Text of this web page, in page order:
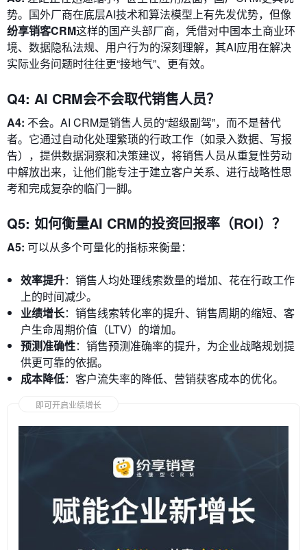
势。国外厂商在底层AI技术和算法模型上有先发优势，但像
纷享销客CRM这样的国产头部厂商，凭借对中国本土商业环
境、数据隐私法规、用户行为的深刻理解，其AI应用在解决
实际业务问题时往往更“接地气”、更有效。
Q4: AI CRM会不会取代销售人员？
A4: 不会。AI CRM是销售人员的“超级副驾”，而不是替代
者。它通过自动化处理繁琐的行政工作（如录入数据、写报
告），提供数据洞察和决策建议，将销售人员从重复性劳动
中解放出来，让他们能专注于建立客户关系、进行战略性思
考和完成复杂的临门一脚。
Q5: 如何衡量AI CRM的投资回报率（ROI）？
A5: 可以从多个可量化的指标来衡量：
效率提升：销售人均处理线索数量的增加、花在行政工作
上的时间减少。
业绩增长：销售线索转化率的提升、销售周期的缩短、客
户生命周期价值（LTV）的增加。
预测准确性：销售预测准确率的提升，为企业战略规划提
供更可靠的依据。
成本降低：客户流失率的降低、营销获客成本的优化。
即可开启业绩增长